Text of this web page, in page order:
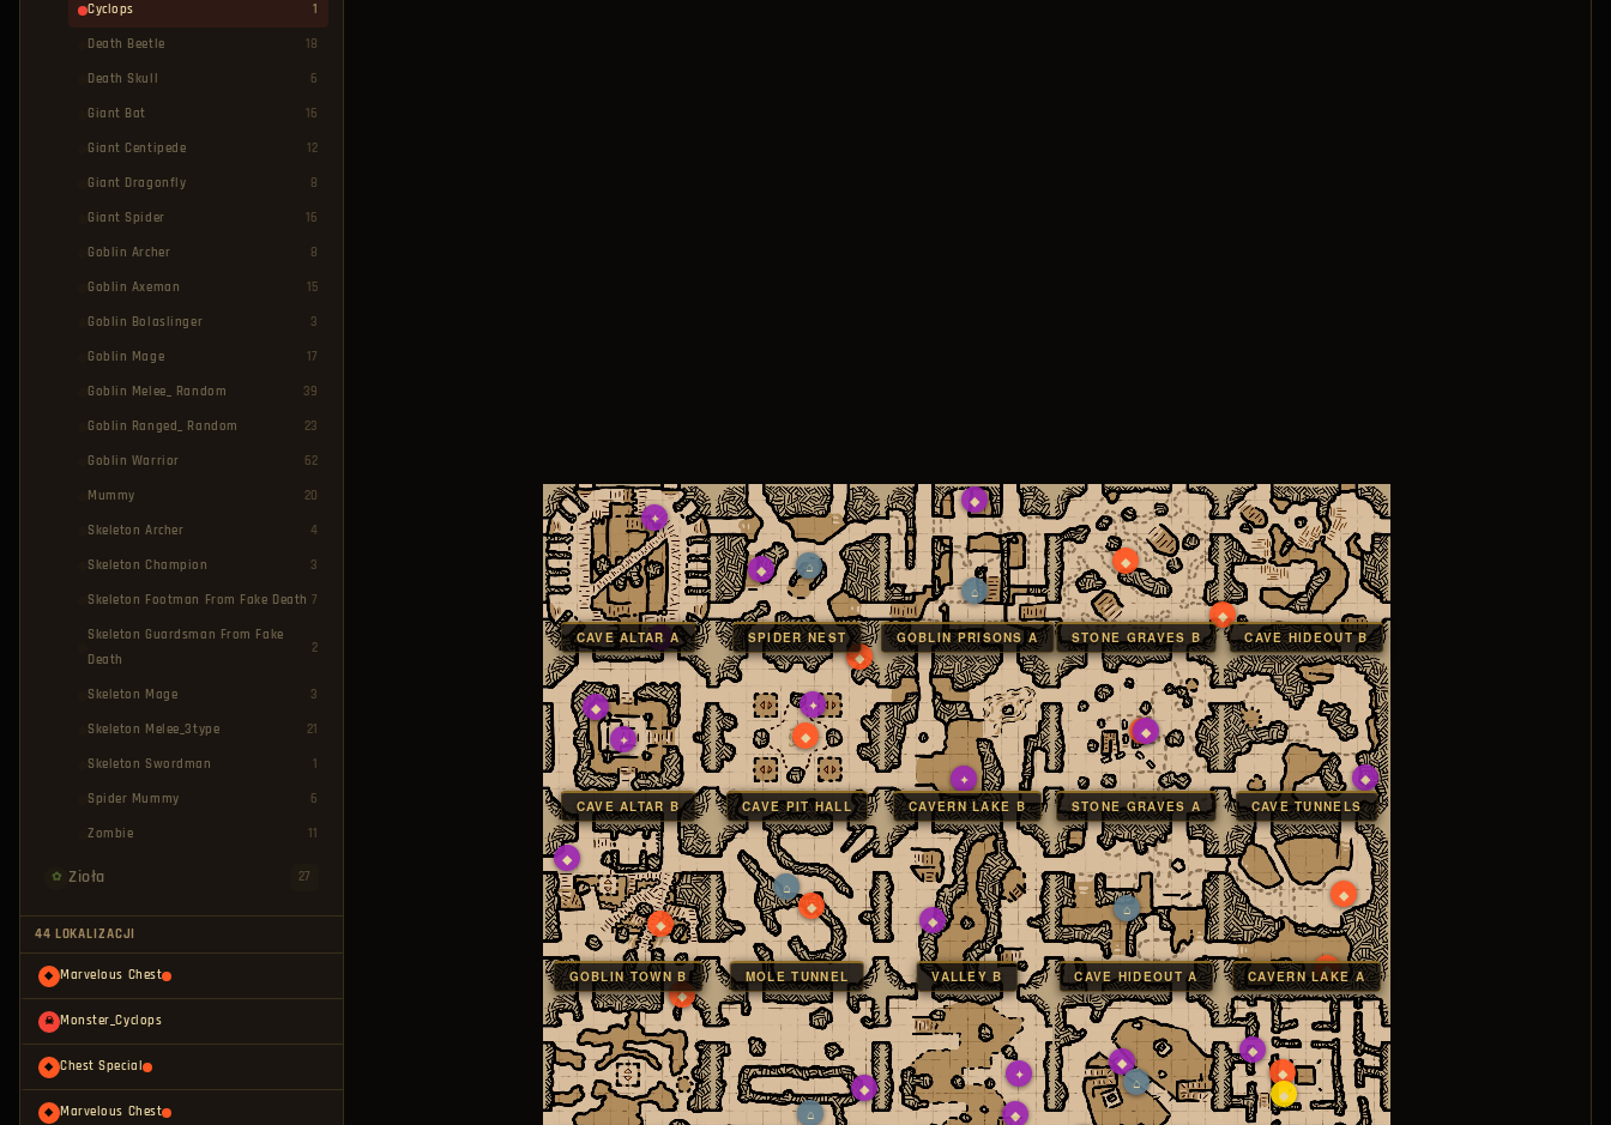
Cyclops 1
Death Beetle 18
Death Skull 6
Giant Bat 16
Giant Centipede 12
Giant Dragonfly 8
Giant Spider 16
Goblin Archer 8
Goblin Axeman 15
Goblin Bolaslinger 3
Goblin Mage 17
Goblin Melee_ Random 39
Goblin Ranged_ Random 23
Goblin Warrior 62
Mummy 20
Skeleton Archer 4
Skeleton Champion 3
Skeleton Footman From Fake Death 7
Skeleton Guardsman From Fake
Death
2
Skeleton Mage 3
Skeleton Melee_3type 21
Skeleton Swordman 1
Spider Mummy 6
Zombie 11
✿ Zioła 27
44 LOKALIZACJI
◆ Marvelous Chest
☠ Monster_Cyclops
◆ Chest Special
◆ Marvelous Chest
◆
◆
◆
✦
◆
◆
✦
◆
⌂
◆
⌂
◆
✦
◆
⌂
◆
✦
◆
◆
✦
◆
⌂
◆
⌂
⌂
◆
◆
◆
◆
◆
◆
◆
◆
◆
◆
GOBLIN TOWN B
CAVE ALTAR B
CAVE ALTAR A
MOLE TUNNEL
CAVE PIT HALL
SPIDER NEST
VALLEY B
CAVERN LAKE B
GOBLIN PRISONS A
CAVE HIDEOUT A
STONE GRAVES A
STONE GRAVES B
CAVERN LAKE A
CAVE TUNNELS
CAVE HIDEOUT B